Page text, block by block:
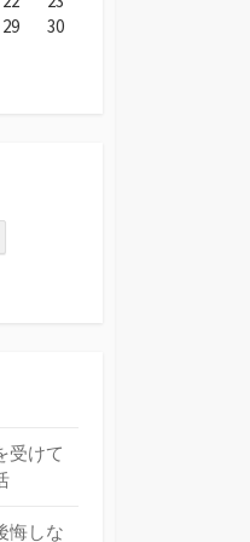
29
30
受けて
悔しな